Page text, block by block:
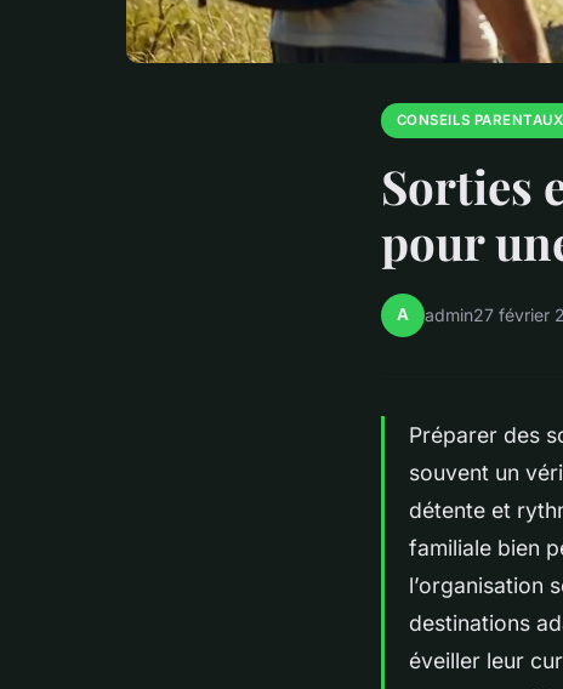
CONSEILS PARENTAUX
Sorties
pour
A admin27 février
Préparer des
souvent un
détente et
familiale bien
l’organisation
destinations
éveiller leur